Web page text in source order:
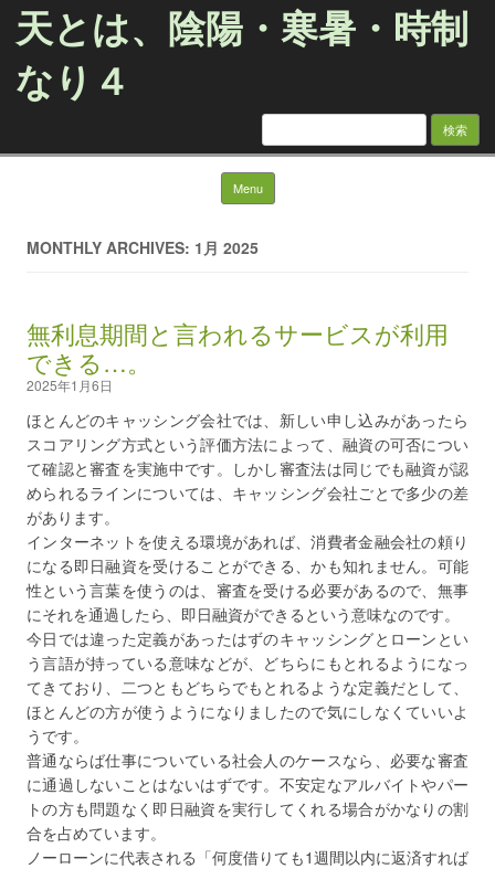
天とは、陰陽・寒暑・時制
なり４
検
Menu Skip to content
MONTHLY ARCHIVES: 1月 2025
無利息期間と言われるサービスが利用
できる…。
2025年1月6日
ほとんどのキャッシング会社では、新しい申し込みがあったら
スコアリング方式という評価方法によって、融資の可否につい
て確認と審査を実施中です。しかし審査法は同じでも融資が認
められるラインについては、キャッシング会社ごとで多少の差
があります。
インターネットを使える環境があれば、消費者金融会社の頼り
になる即日融資を受けることができる、かも知れません。可能
性という言葉を使うのは、審査を受ける必要があるので、無事
にそれを通過したら、即日融資ができるという意味なのです。
今日では違った定義があったはずのキャッシングとローンとい
う言語が持っている意味などが、どちらにもとれるようになっ
てきており、二つともどちらでもとれるような定義だとして、
ほとんどの方が使うようになりましたので気にしなくていいよ
うです。
普通ならば仕事についている社会人のケースなら、必要な審査
に通過しないことはないはずです。不安定なアルバイトやパー
トの方も問題なく即日融資を実行してくれる場合がかなりの割
合を占めています。
ノーローンに代表される「何度借りても1週間以内に返済すれば